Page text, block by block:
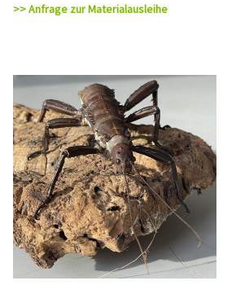
>> Anfrage zur Materialausleihe